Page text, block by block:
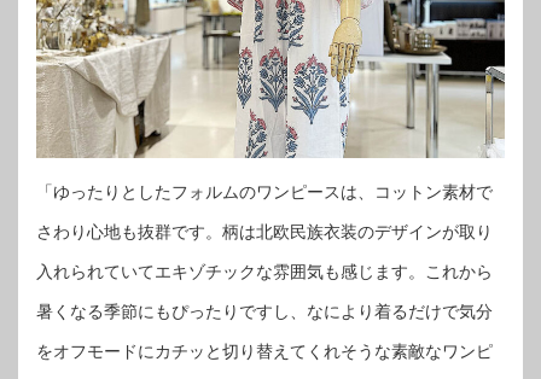
「ゆったりとしたフォルムのワンピースは、コットン素材で
さわり心地も抜群です。柄は北欧民族衣装のデザインが取り
入れられていてエキゾチックな雰囲気も感じます。これから
暑くなる季節にもぴったりですし、なにより着るだけで気分
をオフモードにカチッと切り替えてくれそうな素敵なワンピ